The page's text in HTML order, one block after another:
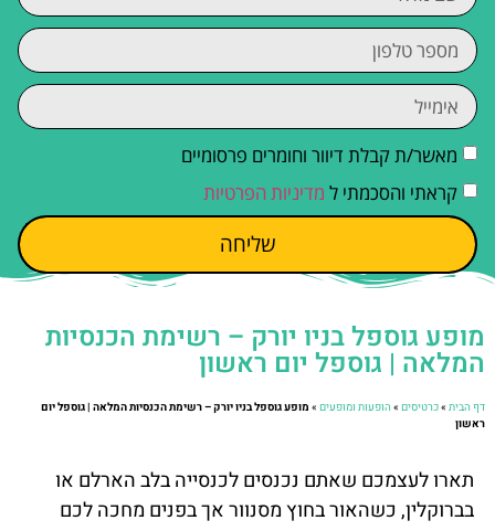
מאשר/ת קבלת דיוור וחומרים פרסומיים
קראתי והסכמתי ל מדיניות הפרטיות
שליחה
מופע גוספל בניו יורק – רשימת הכנסיות
המלאה | גוספל יום ראשון
דף הבית»כרטיסים»הופעות ומופעים» מופע גוספל בניו יורק – רשימת הכנסיות המלאה | גוספל יום
ראשון
תארו לעצמכם שאתם נכנסים לכנסייה בלב הארלם או
בברוקלין, כשהאור בחוץ מסנוור אך בפנים מחכה לכם